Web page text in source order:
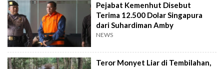
Pejabat Kemenhut Disebut
Terima 12.500 Dolar Singapura
dari Suhardiman Amby
NEWS
Teror Monyet Liar di Tembilahan,